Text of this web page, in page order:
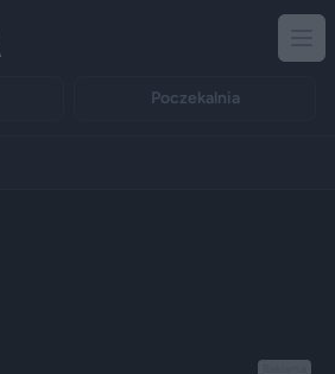
Poczekalnia